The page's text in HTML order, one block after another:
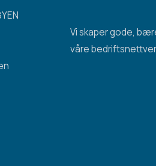
Vi skaper gode,
våre